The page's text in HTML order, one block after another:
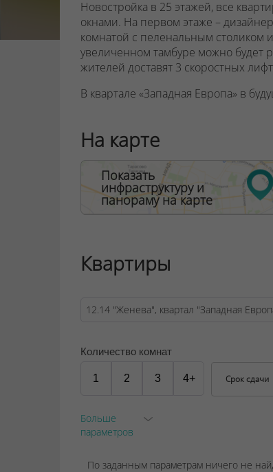
Новостройка в 25 этажей, все
окнами. На первом этаже –
комнатой с пеленальным
увеличенном тамбуре можно будет
жителей доставят 3 скоростных
В квартале «Западная Европа» в
запроектированы спортивные и
торгово-развлекательного
ООО "Твоя столицаконсалт", УНП
Договор на оказание риэлтерских
На карте
Показать
инфраструктуру и
панораму на карте
Квартиры
Количество комнат
1 2 3 4+ Срок сдачи
Больше
параметров
По заданным параметрам ничего не